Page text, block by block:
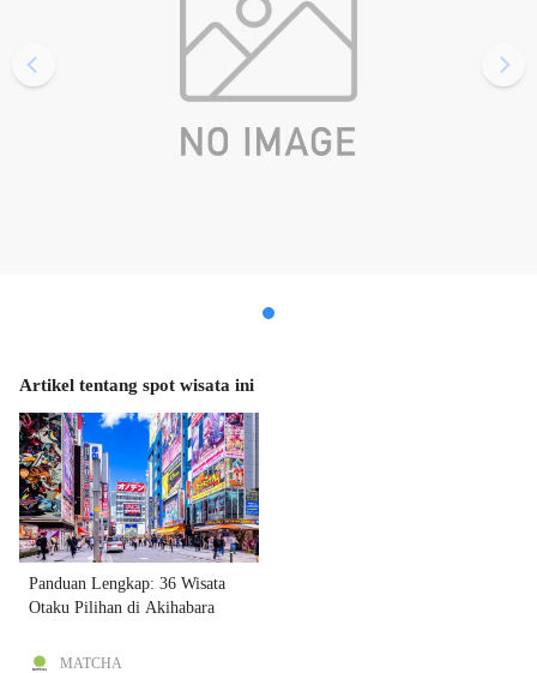
Artikel tentang spot wisata ini
Panduan Lengkap: 36 Wisata
Otaku Pilihan di Akihabara
MATCHA